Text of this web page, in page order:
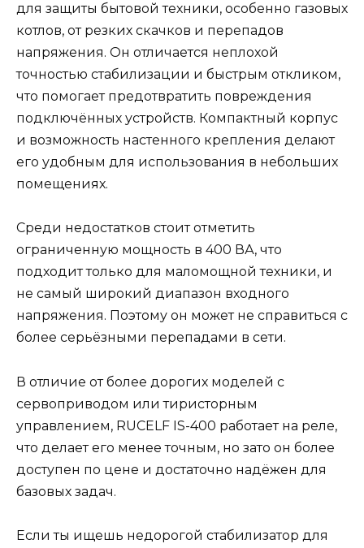
для защиты бытовой техники, особенно газовых
котлов, от резких скачков и перепадов
напряжения. Он отличается неплохой
точностью стабилизации и быстрым откликом,
что помогает предотвратить повреждения
подключённых устройств. Компактный корпус
и возможность настенного крепления делают
его удобным для использования в небольших
помещениях.
Среди недостатков стоит отметить
ограниченную мощность в 400 ВА, что
подходит только для маломощной техники, и
не самый широкий диапазон входного
напряжения. Поэтому он может не справиться с
более серьёзными перепадами в сети.
В отличие от более дорогих моделей с
сервоприводом или тиристорным
управлением, RUCELF IS-400 работает на реле,
что делает его менее точным, но зато он более
доступен по цене и достаточно надёжен для
базовых задач.
Если ты ищешь недорогой стабилизатор для